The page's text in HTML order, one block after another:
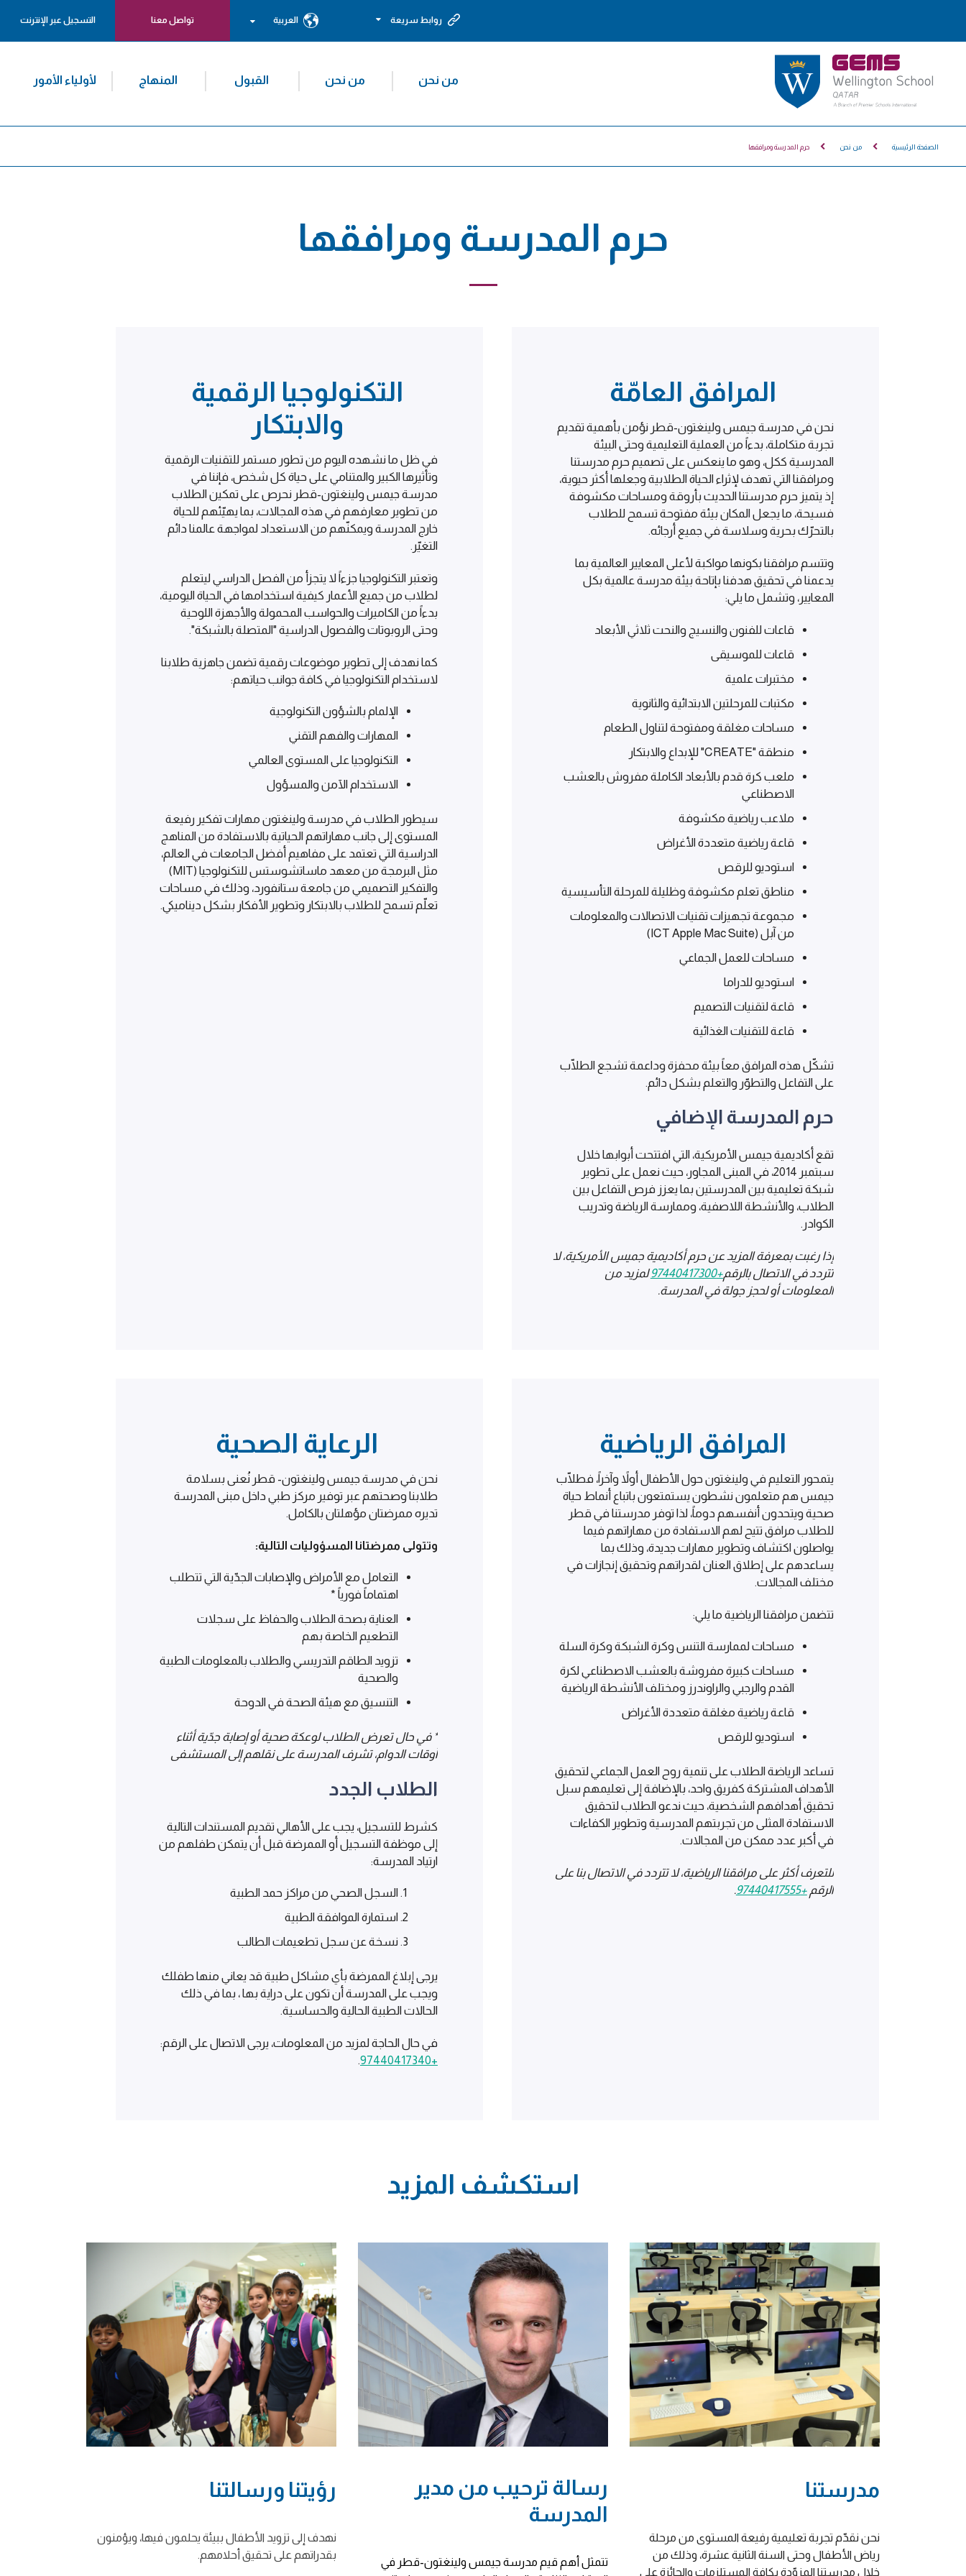
روابط سريعة العربية تواصل معنا التسجيل عبر الإنترنت
من نحن من نحن القبول المنهاج لأولياء الأمور
الصفحة الرئيسية من نحن حرم المدرسة ومرافقها
حرم المدرسة ومرافقها
المرافق العامّة
نحن في مدرسة جيمس ولينغتون-قطر نؤمن بأهمية تقديم
تجربة متكاملة، بدءاً من العملية التعليمية وحتى البيئة
المدرسية ككل، وهو ما ينعكس على تصميم حرم مدرستنا
ومرافقنا التي تهدف لإثراء الحياة الطلابية وجعلها أكثر حيوية،
إذ يتميز حرم مدرستنا الحديث بأروقة ومساحات مكشوفة
فسيحة، ما يجعل المكان بيئة مفتوحة تسمح للطلاب
بالتحرّك بحرية وسلاسة في جميع أرجائه.
وتتسم مرافقنا بكونها مواكبة لأعلى المعايير العالمية بما
يدعمنا في تحقيق هدفنا بإتاحة بيئة مدرسة عالمية بكل
المعايير، وتشمل ما يلي:
قاعات للفنون والنسيج والنحت ثلاثي الأبعاد
قاعات للموسيقى
مختبرات علمية
مكتبات للمرحلتين الابتدائية والثانوية
مساحات مغلقة ومفتوحة لتناول الطعام
منطقة "CREATE" للإبداع والابتكار
ملعب كرة قدم بالأبعاد الكاملة مفروش بالعشب
الاصطناعي
ملاعب رياضية مكشوفة
قاعة رياضية متعددة الأغراض
استوديو للرقص
مناطق تعلم مكشوفة وظليلة للمرحلة التأسيسية
مجموعة تجهيزات تقنيات الاتصالات والمعلومات
من آبل (ICT Apple Mac Suite)
مساحات للعمل الجماعي
استوديو للدراما
قاعة لتقنيات التصميم
قاعة للتقنيات الغذائية
تشكّل هذه المرافق معاً بيئة محفزة وداعمة تشجع الطلّاب
على التفاعل والتطوّر والتعلم بشكل دائم.
حرم المدرسة الإضافي
تقع أكاديمية جيمس الأمريكية، التي افتتحت أبوابها خلال
سبتمبر 2014، في المبنى المجاور، حيث نعمل على تطوير
شبكة تعليمية بين المدرستين بما يعزز فرص التفاعل بين
الطلاب، والأنشطة اللاصفية، وممارسة الرياضة وتدريب
الكوادر.
إذا رغبت بمعرفة المزيد عن حرم أكاديمية جميس الأمريكية، لا
تتردد في الاتصال بالرقم+97440417300
لمزيد من
المعلومات أو لحجز جولة في المدرسة.
التكنولوجيا الرقمية
والابتكار
في ظل ما نشهده اليوم من تطور مستمر للتقنيات الرقمية
وتأثيرها الكبير والمتنامي على حياة كل شخص، فإننا في
مدرسة جيمس ولينغتون-قطر نحرص على تمكين الطلاب
من تطوير معارفهم في هذه المجالات، بما يهيّئهم للحياة
خارج المدرسة ويمكنّهم من الاستعداد لمواجهة عالمنا دائم
التغيّر.
وتعتبر التكنولوجيا جزءاً لا يتجزأ من الفصل الدراسي ليتعلم
لطلاب من جميع الأعمار كيفية استخدامها في الحياة اليومية،
بدءاً من الكاميرات والحواسب المحمولة والأجهزة اللوحية
وحتى الروبوتات والفصول الدراسية "المتصلة بالشبكة".
كما نهدف إلى تطوير موضوعات رقمية تضمن جاهزية طلابنا
لاستخدام التكنولوجيا في كافة جوانب حياتهم:
الإلمام بالشؤون التكنولوجية
المهارات والفهم التقني
التكنولوجيا على المستوى العالمي
الاستخدام الآمن والمسؤول
سيطور الطلاب في مدرسة ولينغتون مهارات تفكير رفيعة
المستوى إلى جانب مهاراتهم الحياتية بالاستفادة من المناهج
الدراسية التي تعتمد على مفاهيم أفضل الجامعات في العالم،
مثل البرمجة من معهد ماساتشوستس للتكنولوجيا (MIT)
والتفكير التصميمي من جامعة ستانفورد، وذلك في مساحات
تعلّم تسمح للطلاب بالابتكار وتطوير الأفكار بشكل ديناميكي.
المرافق الرياضية
يتمحور التعليم في ولينغتون حول الأطفال أولاً وآخراً، فطلّاب
جيمس هم متعلمون نشطون يستمتعون باتباع أنماط حياة
صحية ويتحدون أنفسهم دوماً، لذا توفر مدرستنا في قطر
للطلاب مرافق تتيح لهم الاستفادة من مهاراتهم فيما
يواصلون اكتشاف وتطوير مهارات جديدة، وذلك بما
يساعدهم على إطلاق العنان لقدراتهم وتحقيق إنجازات في
مختلف المجالات.
تتضمن مرافقنا الرياضية ما يلي:
مساحات لممارسة التنس وكرة الشبكة وكرة السلة
مساحات كبيرة مفروشة بالعشب الاصطناعي لكرة
القدم والرجبي والراوندرز ومختلف الأنشطة الرياضية
قاعة رياضية مغلقة متعددة الأغراض
استوديو للرقص
تساعد الرياضة الطلاب على تنمية روح العمل الجماعي لتحقيق
الأهداف المشتركة كفريق واحد، بالإضافة إلى تعليمهم سبل
تحقيق أهدافهم الشخصية، حيث ندعو الطلاب لتحقيق
الاستفادة المثلى من تجربتهم المدرسية وتطوير الكفاءات
في أكبر عدد ممكن من المجالات.
للتعرف أكثر على مرافقنا الرياضية، لا تتردد في الاتصال بنا على
الرقم+97440417555
.
الرعاية الصحية
نحن في مدرسة جيمس ولينغتون- قطر نُعنى بسلامة
طلابنا وصحتهم عبر توفير مركز طبي داخل مبنى المدرسة
تديره ممرضتان مؤهلتان بالكامل.
وتتولى ممرضتانا المسؤوليات التالية:
التعامل مع الأمراض والإصابات الجدّية التي تتطلب
اهتماماً فورياً *
العناية بصحة الطلاب والحفاظ على سجلات
التطعيم الخاصة بهم
تزويد الطاقم التدريسي والطلاب بالمعلومات الطبية
والصحية
التنسيق مع هيئة الصحة في الدوحة
* في حال تعرض الطلاب لوعكة صحية أو إصابة جدّية أثناء
أوقات الدوام، تشرف المدرسة على نقلهم إلى المستشفى
الطلاب الجدد
كشرط للتسجيل، يجب على الأهالي تقديم المستندات التالية
إلى موظفة التسجيل أو الممرضة قبل أن يتمكن طفلهم من
ارتياد المدرسة:
السجل الصحي من مراكز حمد الطبية
استمارة الموافقة الطبية
نسخة عن سجل تطعيمات الطالب
يرجى إبلاغ الممرضة بأي مشاكل طبية قد يعاني منها طفلك
ويجب على المدرسة أن تكون على دراية بها ، بما في ذلك
الحالات الطبية الحالية والحساسية.
في حال الحاجة لمزيد من المعلومات، يرجى الاتصال على الرقم:
+97440417340
.
استكشف المزيد
مدرستنا
نحن نقدّم تجربة تعليمية رفيعة المستوى من مرحلة
رياض الأطفال وحتى السنة الثانية عشرة، وذلك من
خلال مدرستنا المزوّدة بكافة المستلزمات والحائزة على
رسالة ترحيب من مدير
المدرسة
تتمثل أهم قيم مدرسة جيمس ولينغتون-قطر في
رؤيتنا ورسالتنا
نهدف إلى تزويد الأطفال ببيئة يحلمون فيها، ويؤمنون
بقدراتهم على تحقيق أحلامهم.